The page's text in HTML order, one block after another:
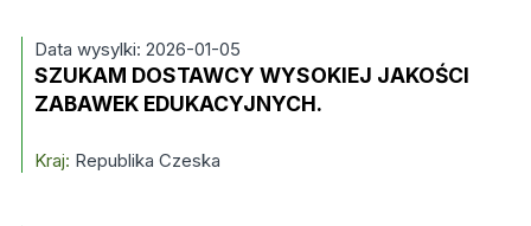
Data wysylki: 2026-01-05
SZUKAM DOSTAWCY WYSOKIEJ JAKOŚCI
ZABAWEK EDUKACYJNYCH.
Kraj: Republika Czeska